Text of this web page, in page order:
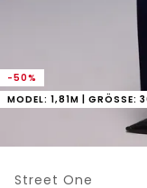
-50%
MODEL: 1,81M | GRÖSSE: 36
Street One